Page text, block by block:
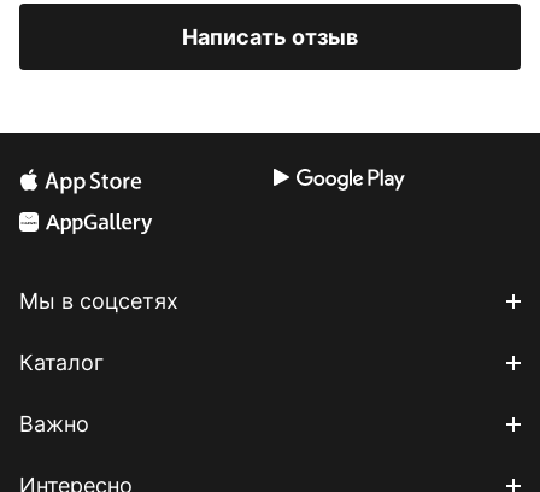
Написать отзыв
Мы в соцсетях
Каталог
Важно
Интересно